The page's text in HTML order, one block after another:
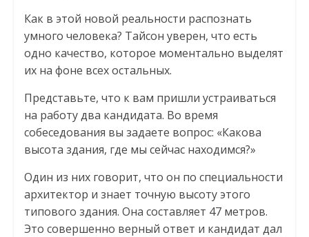
Как в этой новой реальности распознать
умного человека? Тайсон уверен, что есть
одно качество, которое моментально выделят
их на фоне всех остальных.
Представьте, что к вам пришли устраиваться
на работу два кандидата. Во время
собеседования вы задаете вопрос: «Какова
высота здания, где мы сейчас находимся?»
Один из них говорит, что он по специальности
архитектор и знает точную высоту этого
типового здания. Она составляет 47 метров.
Это совершенно верный ответ и кандидат дал